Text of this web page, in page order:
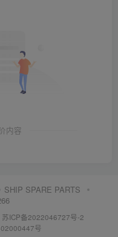
内容
SHIP SPARE PARTS
苏ICP备2022046727号-2
号